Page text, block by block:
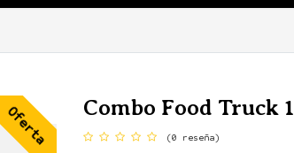
Oferta Combo Food Truck 1
(0 reseña)